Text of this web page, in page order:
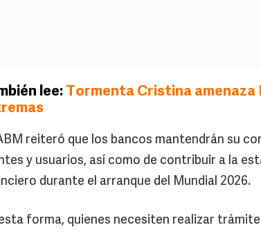
lee: Tormenta Cristina amenaza
reiteró que los bancos mantendrán su
y usuarios, así como de contribuir a la
durante el arranque del Mundial 2026.
forma, quienes necesiten realizar